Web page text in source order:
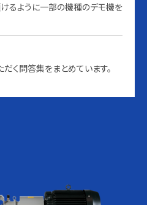
るように一部の機種のデモ機を
く問答集をまとめています。